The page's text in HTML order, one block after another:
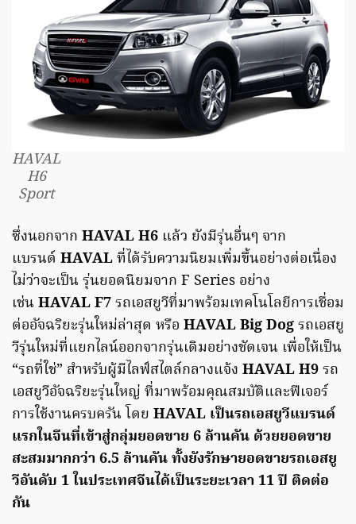
HAVAL
H6
Sport
ซึ่งนอกจาก HAVAL H6 แล้ว ยังมีรุ่นอื่นๆ จาก
แบรนด์ HAVALที่ได้รับความนิยมเพิ่มขึ้นอย่างต่อเนื่อง
ไม่ว่าจะเป็น รุ่นยอดนิยมจาก F Series อย่าง
เช่นHAVAL F7รถเอสยูวีที่มาพร้อมเทคโนโลยีการเชื่อม
ต่ออัจฉริยะรุ่นใหม่ล่าสุด หรือ HAVAL Big Dogรถเอสยู
วีรุ่นใหม่ที่แยกไลน์ออกจากรุ่นเดิมอย่างชัดเจน เพื่อให้เป็น
“รถที่ใช่” สำหรับผู้มีไลฟ์สไตล์กลางแจ้ง HAVAL H9รถ
เอสยูวีอัจฉริยะรุ่นใหญ่ ที่มาพร้อมคุณสมบัติและฟีเจอร์
การใช้งานครบครัน โดย HAVAL เป็นรถเอสยูวีแบรนด์
แรกในจีนที่เข้าสู่กลุ่มยอดขาย 6 ล้านคัน ด้วยยอดขาย
สะสมมากกว่า 6.5 ล้านคัน ทั้งยังรักษายอดขายรถเอสยู
วีอันดับ 1 ในประเทศจีนได้เป็นระยะเวลา 11 ปี ติดต่อ
กัน